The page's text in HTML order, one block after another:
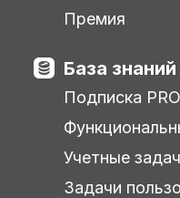
Премия
База знаний
Подписка PRO
Учетные
Задачи